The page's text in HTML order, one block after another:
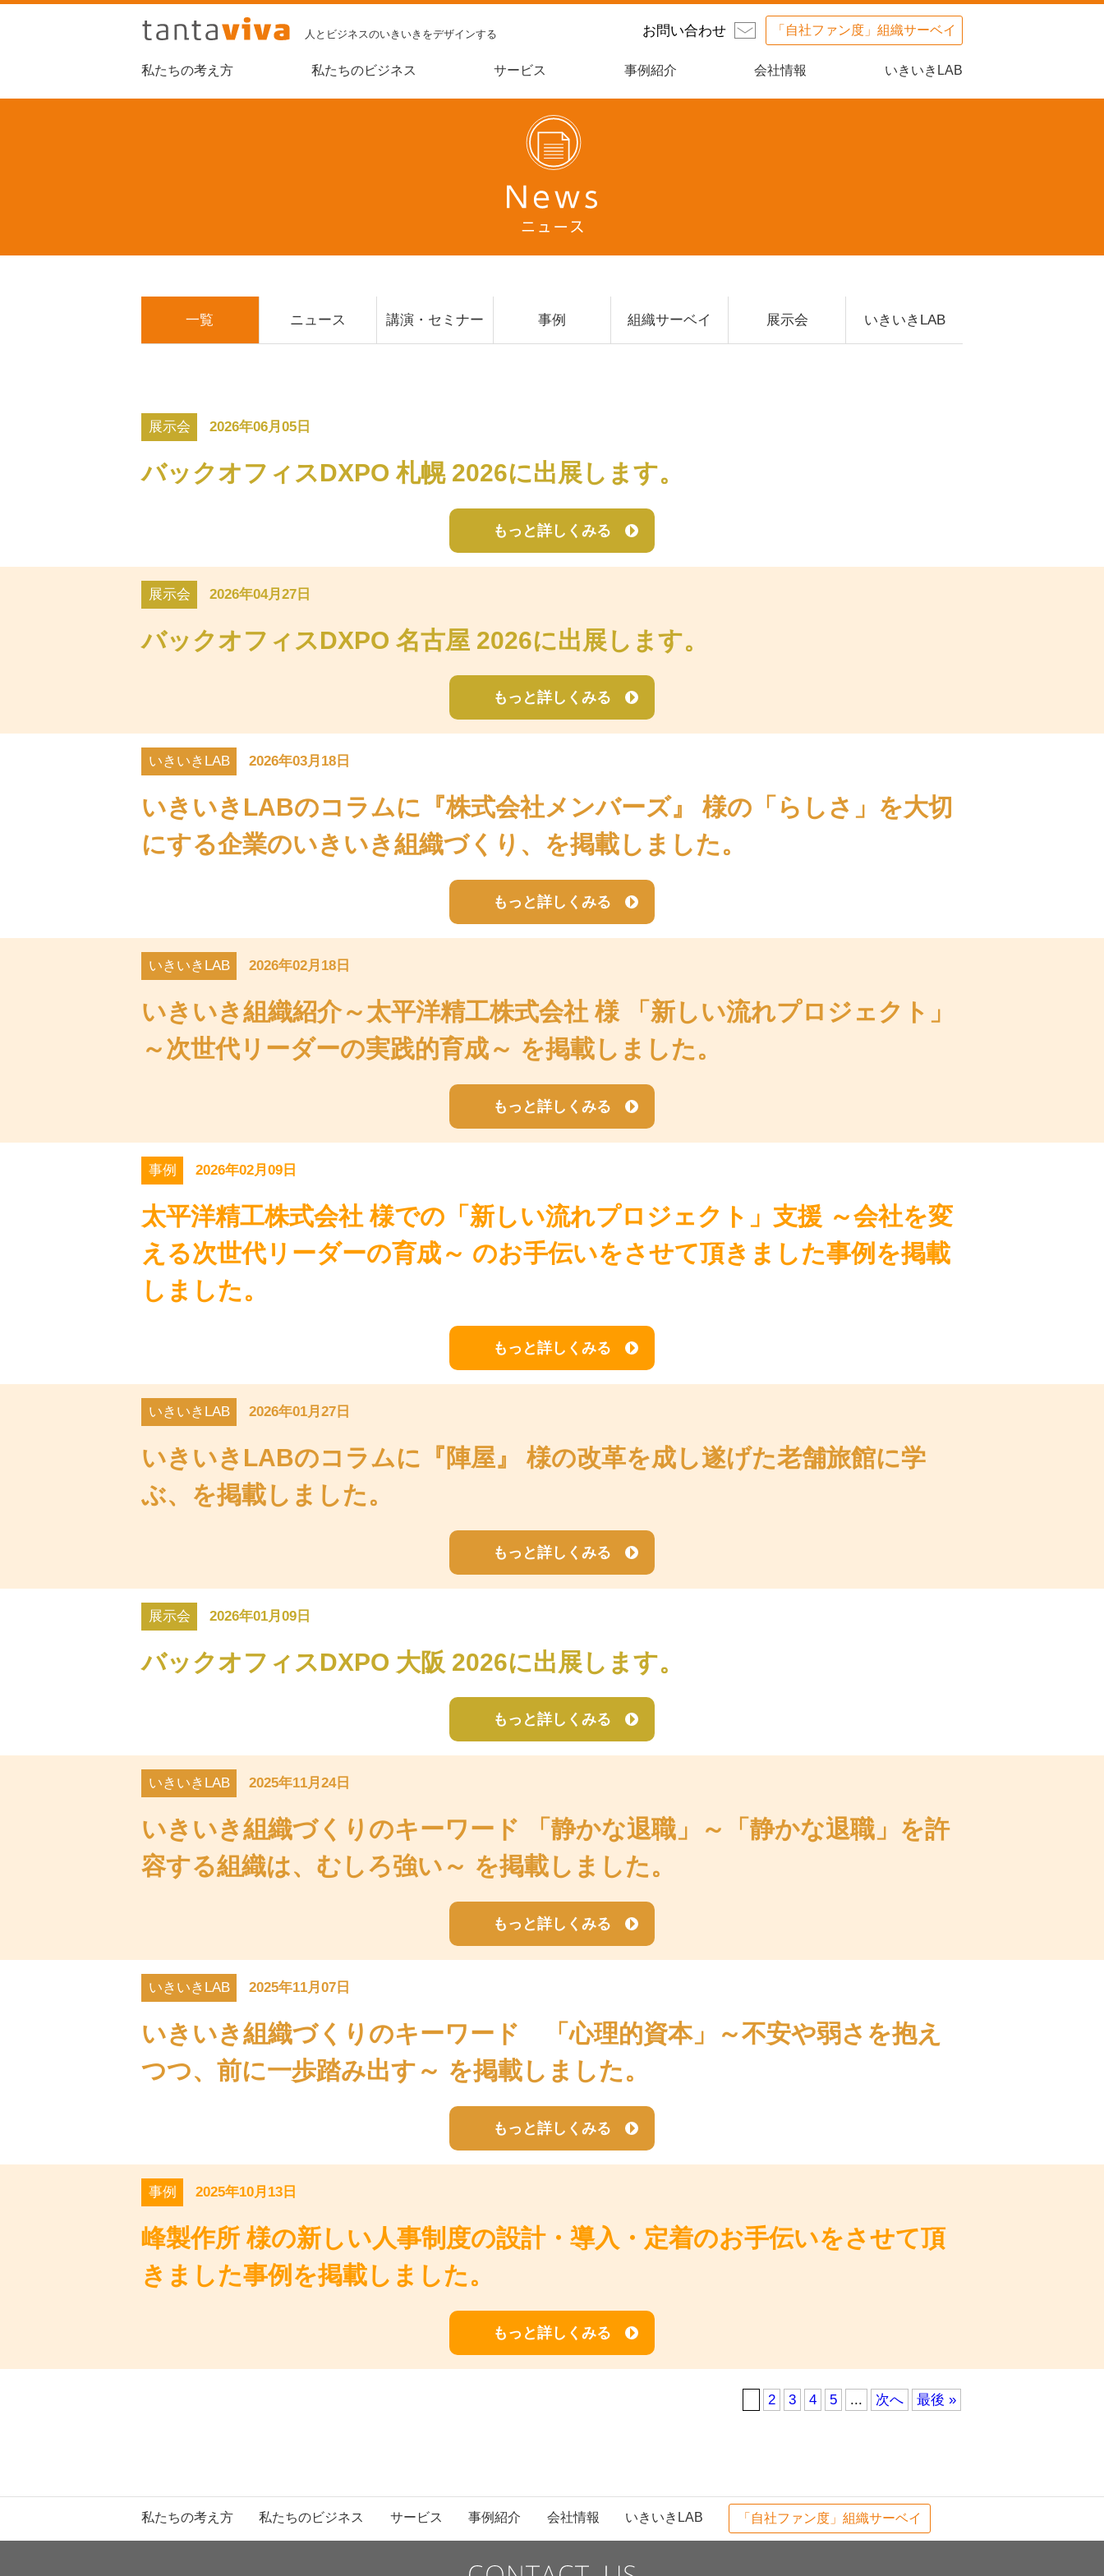
人とビジネスのいきいきをデザインする お問い合わせ 「自社ファン度」組織サーベイ
私たちの考え方 私たちのビジネス サービス 事例紹介 会社情報 いきいきLAB
一覧 ニュース 講演・セミナー 事例 組織サーベイ 展示会 いきいきLAB
展示会 2026年06月05日
バックオフィスDXPO 札幌 2026に出展します。
もっと詳しくみる
展示会 2026年04月27日
バックオフィスDXPO 名古屋 2026に出展します。
もっと詳しくみる
いきいきLAB 2026年03月18日
いきいきLABのコラムに『株式会社メンバーズ』 様の「らしさ」を大切
にする企業のいきいき組織づくり、を掲載しました。
もっと詳しくみる
いきいきLAB 2026年02月18日
いきいき組織紹介～太平洋精工株式会社 様 「新しい流れプロジェクト」
～次世代リーダーの実践的育成～ を掲載しました。
もっと詳しくみる
事例 2026年02月09日
太平洋精工株式会社 様での「新しい流れプロジェクト」支援 ～会社を変
える次世代リーダーの育成～ のお手伝いをさせて頂きました事例を掲載
しました。
もっと詳しくみる
いきいきLAB 2026年01月27日
いきいきLABのコラムに『陣屋』 様の改革を成し遂げた老舗旅館に学
ぶ、を掲載しました。
もっと詳しくみる
展示会 2026年01月09日
バックオフィスDXPO 大阪 2026に出展します。
もっと詳しくみる
いきいきLAB 2025年11月24日
いきいき組織づくりのキーワード 「静かな退職」～「静かな退職」を許
容する組織は、むしろ強い～ を掲載しました。
もっと詳しくみる
いきいきLAB 2025年11月07日
いきいき組織づくりのキーワード 「心理的資本」～不安や弱さを抱え
つつ、前に一歩踏み出す～ を掲載しました。
もっと詳しくみる
事例 2025年10月13日
峰製作所 様の新しい人事制度の設計・導入・定着のお手伝いをさせて頂
きました事例を掲載しました。
もっと詳しくみる
2 3 4 5 ... 次へ 最後 »
私たちの考え方 私たちのビジネス サービス 事例紹介 会社情報 いきいきLAB 「自社ファン度」組織サーベイ